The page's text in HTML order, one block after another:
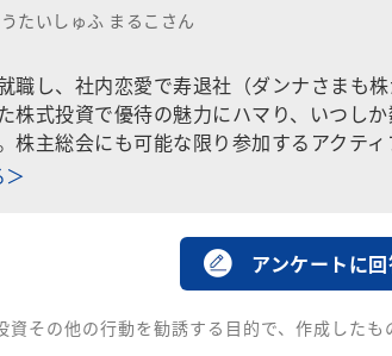
たいしゅふ まるこさん
職し、社内恋愛で寿退社（ダンナさまも
株式投資で優待の魅力にハマり、いつし
株主総会にも可能な限り参加するアクティ
アンケートに
その他の行動を勧誘する目的で、作成したも